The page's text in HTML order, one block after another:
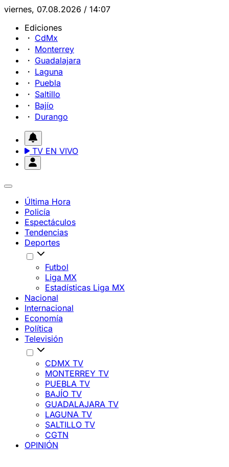
viernes, 07.08.2026 / 14:07
Ediciones
CdMx
Monterrey
Guadalajara
Laguna
Puebla
Saltillo
Bajío
Durango
TV EN VIVO
Última Hora
Policía
Espectáculos
Tendencias
Deportes
Futbol
Liga MX
Estadísticas Liga MX
Nacional
Internacional
Economía
Política
Televisión
CDMX TV
MONTERREY TV
PUEBLA TV
BAJÍO TV
GUADALAJARA TV
LAGUNA TV
SALTILLO TV
CGTN
OPINIÓN